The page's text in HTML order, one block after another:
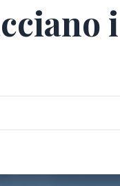
i